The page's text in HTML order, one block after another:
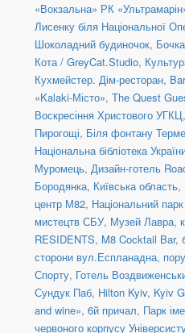
«Вокзальна» РК
Лисенку біля Національної
Шоколадний будиночок,
Кота / GreyCat.Studio,
Кухмейстер. Дім-ресторан,
«Kalaki-Місто», The Quest
Воскресіння Христового УГКЦ,
Пирогощі, Біля фонтану
Національна бібліотека
Муромець, Дизайн-готель
Бородянка, Київська область,
центр М82, Національний
мистецтв СБУ, Музей Лавра,
RESIDENTS, M8 Cocktail Bar,
сторони вул.Еспланадна,
Спорту, Готель
Сундук Паб, Hilton Kyiv, Kyiv
and wine», 6й причал, Парк
червоного корпусу